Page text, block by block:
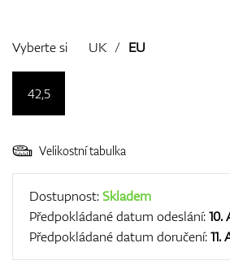
Dárkové poukazy
Vyberte si UK / EU
42,5
Velikostní tabulka
Dostupnost:Skladem
Předpokládané datum odeslání:10.
Předpokládané datum doručení:11.